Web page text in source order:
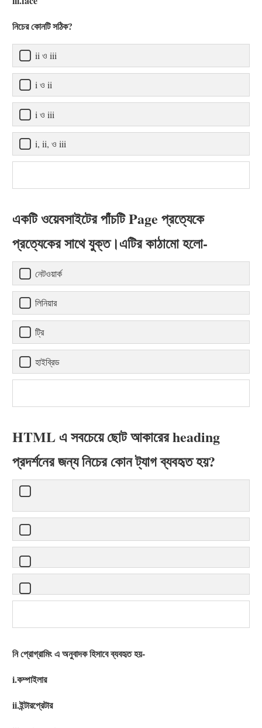
নিচের কোনটি সঠিক?
ii ও iii
i ও ii
i ও iii
i, ii, ও iii
একটি ওয়েবসাইটের পাঁচটি Page প্রত্যেকে
প্রত্যেকের সাথে যুক্ত।এটির কাঠামো হলো-
নেটওয়ার্ক
লিনিয়ার
ট্রি
হাইব্রিড
HTML এ সবচেয়ে ছোট আকারের heading
প্রদর্শনের জন্য নিচের কোন ট্যাগ ব্যবহৃত হয়?
নি প্রোগ্রামিং এ অনুবাদক হিসাবে ব্যবহৃত হয়-
i.কম্পাইলার
ii.ইন্টারপ্রেটার